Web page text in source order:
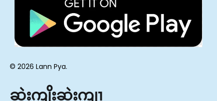
© 2026 Lann Pya.
ဆဲးကျိးဆဲးကျၢ